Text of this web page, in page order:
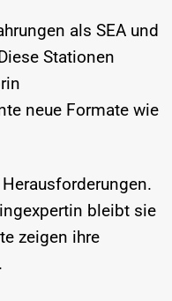
als SEA und
Stationen
neue Formate wie
bleibt sie
zeigen ihre